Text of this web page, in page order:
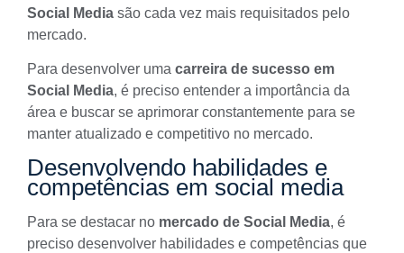
Social Media são cada vez mais requisitados pelo
mercado.
Para desenvolver uma carreira de sucesso em
Social Media, é preciso entender a importância da
área e buscar se aprimorar constantemente para se
manter atualizado e competitivo no mercado.
Desenvolvendo habilidades e
competências em social media
Para se destacar no mercado de Social Media, é
preciso desenvolver habilidades e competências que